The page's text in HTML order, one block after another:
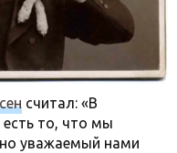
считал: «В
то, что мы
уважаемый нами